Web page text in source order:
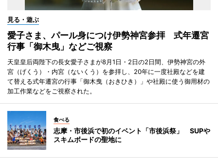
見る・遊ぶ
愛子さま、パール身につけ伊勢神宮参拝 式年遷宮
行事「御木曳」などご視察
天皇皇后両陛下の長女愛子さまが8月1日・2日の2日間、伊勢神宮の外
宮（げくう）・内宮（ないくう）を参拝し、20年に一度社殿などを建
て替える式年遷宮の行事「御木曳（おきひき）」や社殿に使う御用材の
加工作業などをご視察された。
食べる
志摩・市後浜で初のイベント「市後浜祭」 SUPや
スキムボードの聖地に